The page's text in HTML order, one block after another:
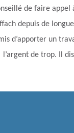
de faire
depuis de
d’apporter un
l’argent de trop. Il